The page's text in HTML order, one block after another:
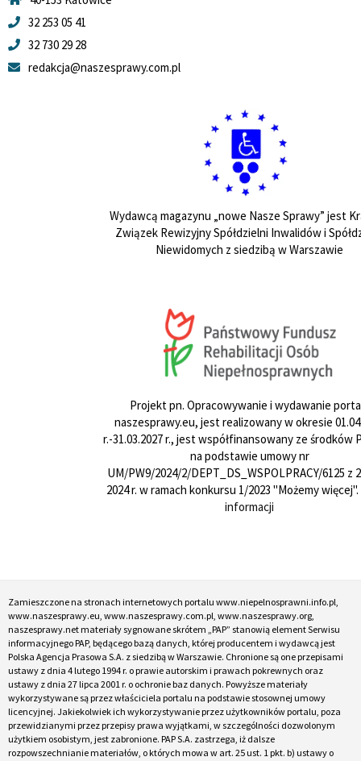
32 253 05 41
32 730 29 28
redakcja@naszesprawy.com.pl
Wydawcą magazynu „nowe Nasze Sprawy” jest
Związek Rewizyjny Spółdzielni Inwalidów i
Niewidomych z siedzibą w Warszawie
Projekt pn. Opracowywanie i wydawanie
naszesprawy.eu, jest realizowany w okresie
r.-31.03.2027 r., jest współfinansowany ze środków
na podstawie umowy nr
UM/PW9/2024/2/DEPT_DS_WSPOLPRACY/6125 z
2024 r. w ramach konkursu 1/2023 "Możemy więcej".
informacji
Zamieszczone na stronach internetowych portalu www.niepelnosprawni.info.pl,
www.naszesprawy.eu, www.naszesprawy.com.pl, www.naszesprawy.org,
naszesprawy.net materiały sygnowane skrótem „PAP” stanowią element Serwisu
informacyjnego PAP, będącego bazą danych, której producentem i wydawcą jest
Polska Agencja Prasowa S.A. z siedzibą w Warszawie. Chronione są one przepisami
ustawy z dnia 4 lutego 1994 r. o prawie autorskim i prawach pokrewnych oraz
ustawy z dnia 27 lipca 2001 r. o ochronie baz danych. Powyższe materiały
wykorzystywane są przez właściciela portalu na podstawie stosownej umowy
licencyjnej. Jakiekolwiek ich wykorzystywanie przez użytkowników portalu, poza
przewidzianymi przez przepisy prawa wyjątkami, w szczególności dozwolonym
użytkiem osobistym, jest zabronione. PAP S.A. zastrzega, iż dalsze
rozpowszechnianie materiałów, o których mowa w art. 25 ust. 1 pkt. b) ustawy o